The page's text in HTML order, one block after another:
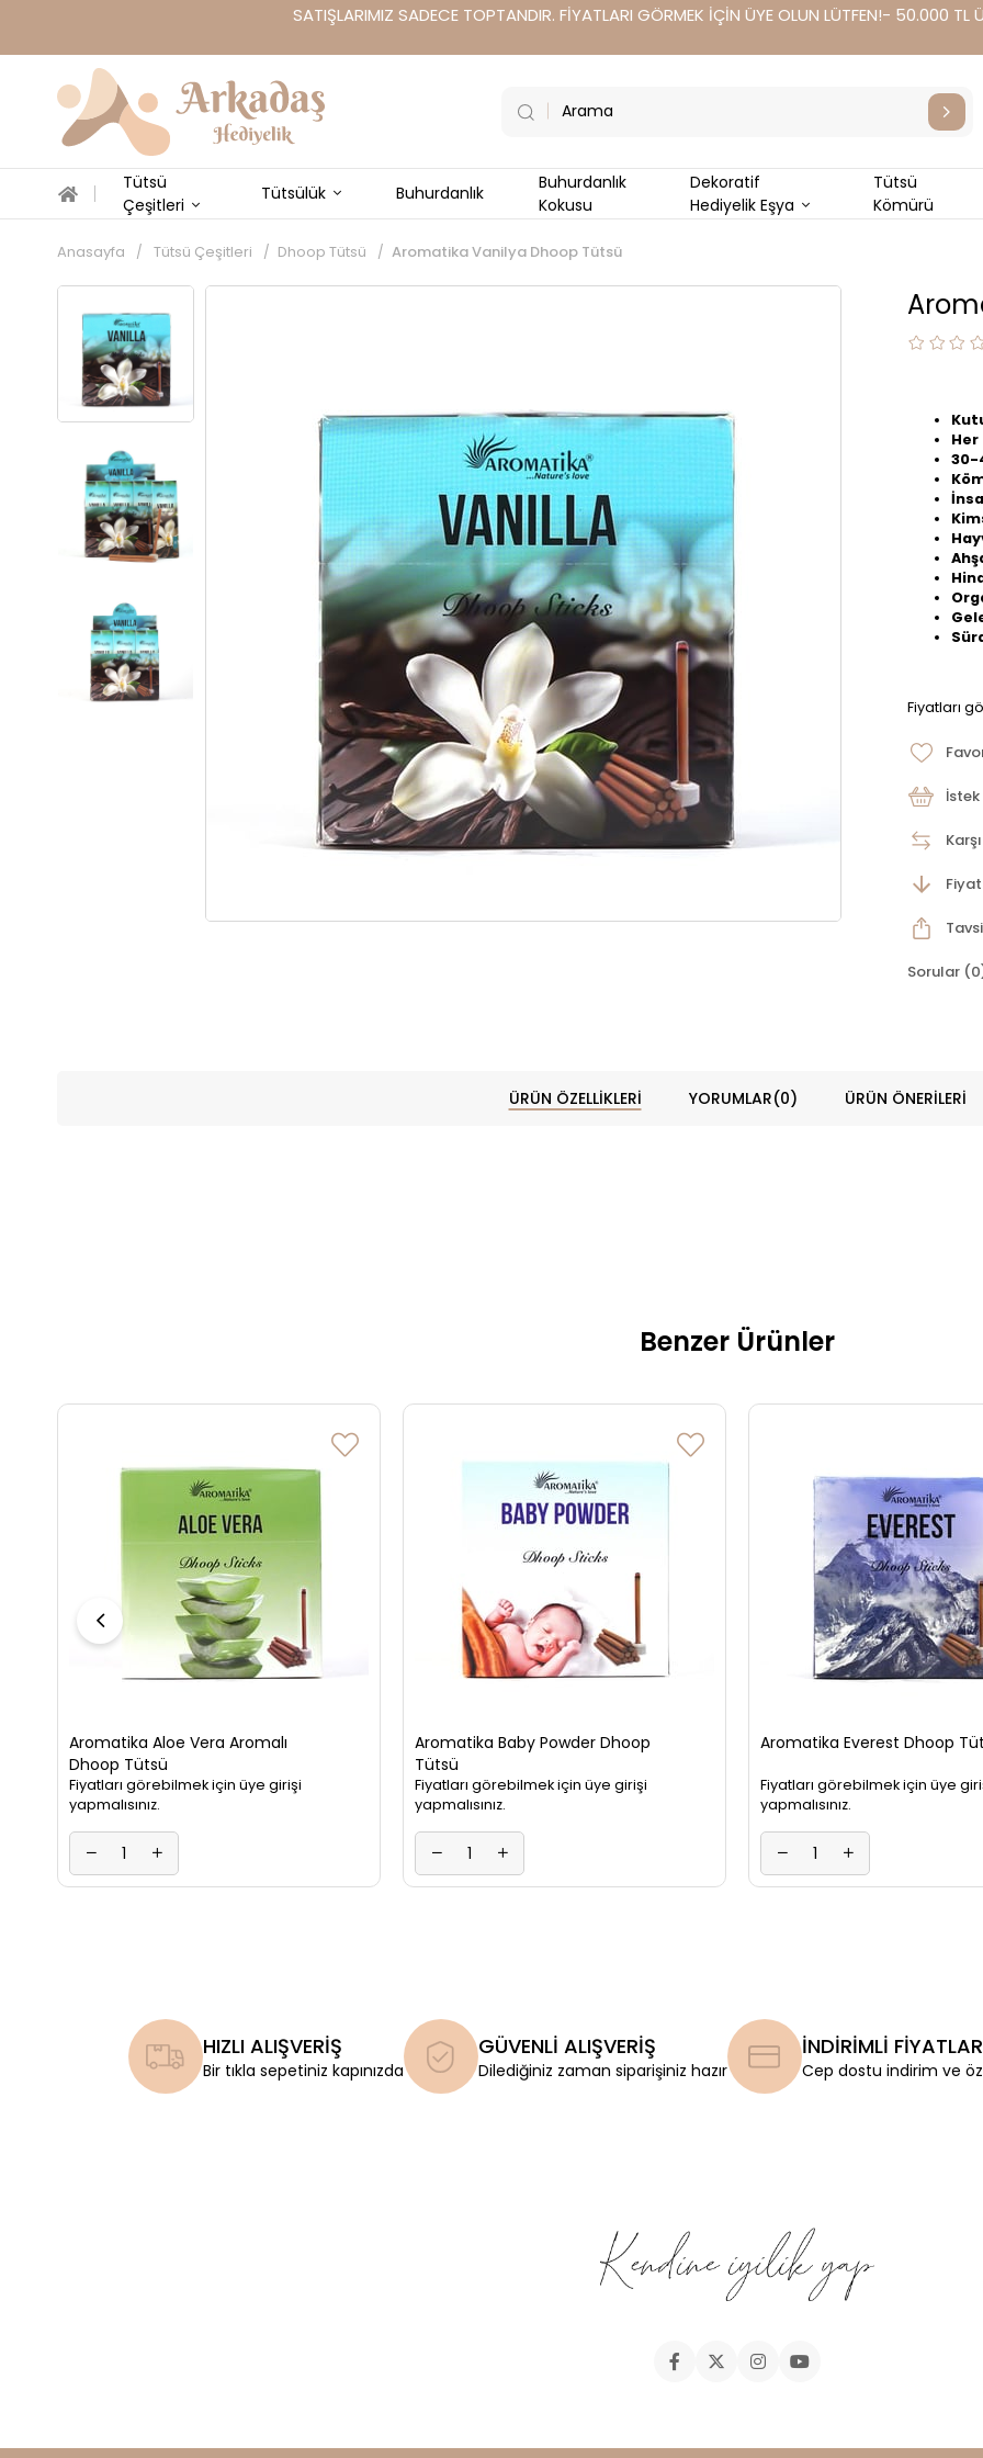
SATIŞLARIMIZ SADECE TOPTANDIR. FİYATLARI GÖRMEK İÇİN ÜYE OLUN LÜTFEN!- 50.000
Tütsü
Çeşitleri
Tütsülük Buhurdanlık
Buhurdanlık
Kokusu
Dekoratif
Hediyelik Eşya
Tütsü
Kömürü
Anasayfa Tütsü Çeşitleri Dhoop Tütsü Aromatika Vanilya Dhoop Tütsü
30-
Fiyatları
İstek
Sorular
ÜRÜN ÖZELLIKLERI YORUMLAR(0) ÜRÜN ÖNERILERI
Benzer Ürünler
Aromatika Aloe Vera Aromalı
Dhoop Tütsü
Fiyatları görebilmek için üye girişi
yapmalısınız.
Aromatika Baby Powder Dhoop
Tütsü
Fiyatları görebilmek için üye girişi
yapmalısınız.
Aromatika Everest Dhoop
Fiyatları görebilmek için üye
yapmalısınız.
HIZLI ALIŞVERİŞ
Bir tıkla sepetiniz kapınızda
GÜVENLİ ALIŞVERİŞ
Dilediğiniz zaman siparişiniz hazır
İNDİRİMLİ FİYATLAR
Cep dostu indirim ve